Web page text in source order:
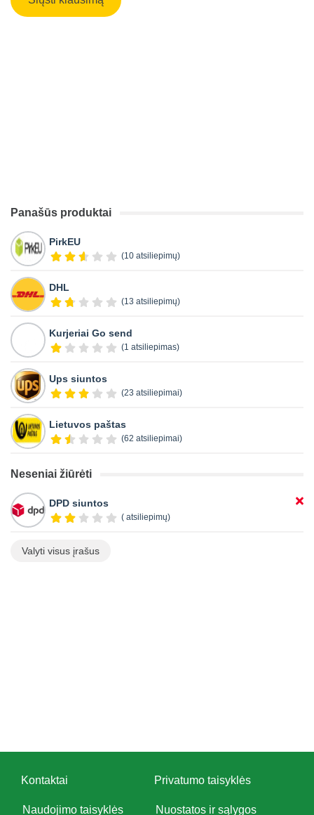
Panašūs produktai
PirkEU
(10 atsiliepimų)
DHL
(13 atsiliepimų)
Kurjeriai Go send
(1 atsiliepimas)
Ups siuntos
(23 atsiliepimai)
Lietuvos paštas
(62 atsiliepimai)
Neseniai žiūrėti
DPD siuntos
( atsiliepimų)
Valyti visus įrašus
Kontaktai Privatumo taisyklės
Naudojimo taisyklės Nuostatos ir sąlygos